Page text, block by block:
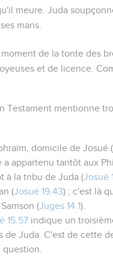
meure . Juda
maris.
moment de la tonte des
et de licence.
Testament mentionne
domicile de Josué (
a appartenu tantôt aux
à la tribu de Juda (Josué
(Josué 19.43) ; c'est là
(Juges 14.1).
15.57 indique un
de Juda. C'est de cette